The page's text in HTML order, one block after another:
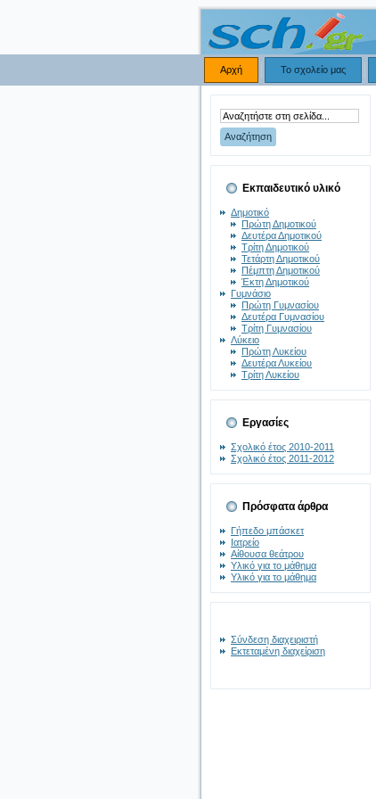
Αρχή Το σχολείο μας
Εκπαιδευτικό υλικό
Δημοτικό
Πρώτη Δημοτικού
Δευτέρα Δημοτικού
Τρίτη Δημοτικού
Τετάρτη Δημοτικού
Πέμπτη Δημοτικού
Έκτη Δημοτικού
Γυμνάσιο
Πρώτη Γυμνασίου
Δευτέρα Γυμνασίου
Τρίτη Γυμνασίου
Λύκειο
Πρώτη Λυκείου
Δευτέρα Λυκείου
Τρίτη Λυκείου
Εργασίες
Σχολικό έτος 2010-2011
Σχολικό έτος 2011-2012
Πρόσφατα άρθρα
Γήπεδο μπάσκετ
Ιατρείο
Αίθουσα θεάτρου
Υλικό για το μάθημα
Υλικό για το μάθημα
Σύνδεση διαχειριστή
Εκτεταμένη διαχείριση